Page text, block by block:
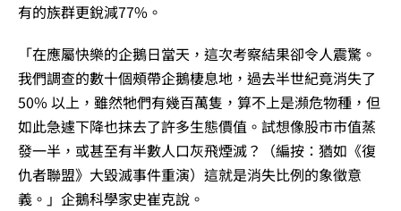
有的族群更銳減77%。
「在應屬快樂的企鵝日當天，這次考察結果卻令人震驚。
我們調查的數十個頰帶企鵝棲息地，過去半世紀竟消失了
50% 以上，雖然牠們有幾百萬隻，算不上是瀕危物種，但
如此急遽下降也抹去了許多生態價值。試想像股市市值蒸
發一半，或甚至有半數人口灰飛煙滅？（編按：猶如《復
仇者聯盟》大毀滅事件重演）這就是消失比例的象徵意
義。」企鵝科學家史崔克說。